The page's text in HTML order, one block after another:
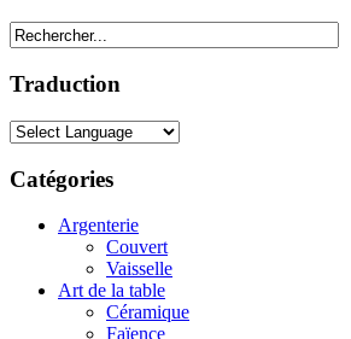
Traduction
Catégories
Argenterie
Couvert
Vaisselle
Art de la table
Céramique
Faïence